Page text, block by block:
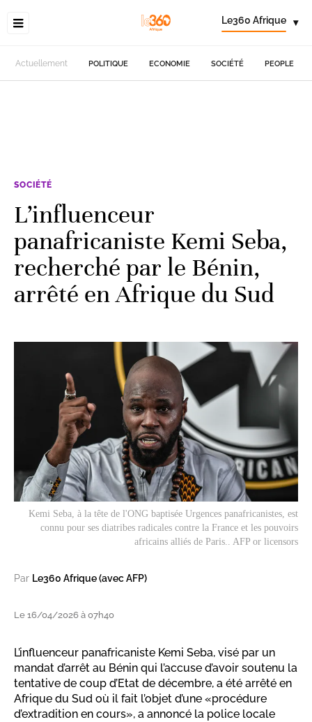
Le360 Afrique ▾
Actuellement POLITIQUE ECONOMIE SOCIÉTÉ PEOPLE
SOCIÉTÉ
L’influenceur
panafricaniste Kemi Seba,
recherché par le Bénin,
arrêté en Afrique du Sud
Kemi Seba, à la tête de l'ONG baptisée Urgences panafricanistes, est
connu pour ses diatribes radicales contre la France et les pouvoirs
africains alliés de Paris.. AFP or licensors
Par Le360 Afrique (avec AFP)
Le 16/04/2026 à 07h40
L’influenceur panafricaniste Kemi Seba, visé par un
mandat d’arrêt au Bénin qui l’accuse d’avoir soutenu la
tentative de coup d’Etat de décembre, a été arrêté en
Afrique du Sud où il fait l’objet d’une «procédure
d’extradition en cours», a annoncé la police locale